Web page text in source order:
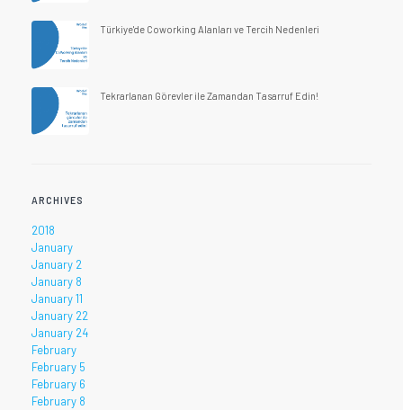
Türkiye'de Coworking Alanları ve Tercih Nedenleri
Tekrarlanan Görevler ile Zamandan Tasarruf Edin!
ARCHIVES
2018
January
January 2
January 8
January 11
January 22
January 24
February
February 5
February 6
February 8